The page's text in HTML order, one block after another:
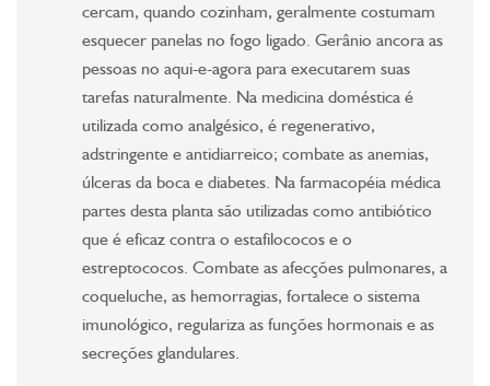
cercam, quando cozinham, geralmente costumam
esquecer panelas no fogo ligado. Gerânio ancora as
pessoas no aqui-e-agora para executarem suas
tarefas naturalmente. Na medicina doméstica é
utilizada como analgésico, é regenerativo,
adstringente e antidiarreico; combate as anemias,
úlceras da boca e diabetes. Na farmacopéia médica
partes desta planta são utilizadas como antibiótico
que é eficaz contra o estafilococos e o
estreptococos. Combate as afecções pulmonares, a
coqueluche, as hemorragias, fortalece o sistema
imunológico, regulariza as funções hormonais e as
secreções glandulares.